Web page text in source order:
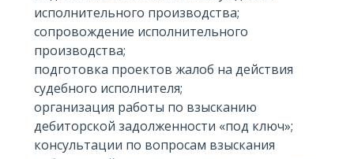
исполнительного производства;
сопровождение исполнительного
производства;
подготовка проектов жалоб на действия
судебного исполнителя;
организация работы по взысканию
дебиторской задолженности «под ключ»;
консультации по вопросам взыскания